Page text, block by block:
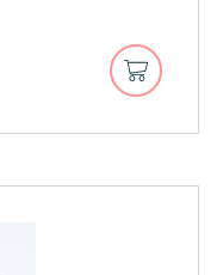
Ajouter
au
panier